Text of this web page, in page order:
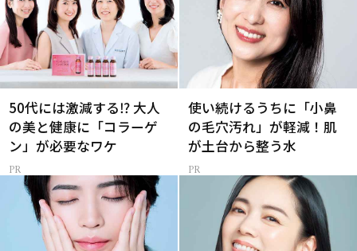
50代には激減する⁉ 大人
の美と健康に「コラーゲ
ン」が必要なワケ
使い続けるうちに「小鼻
の毛穴汚れ」が軽減！肌
が土台から整う水